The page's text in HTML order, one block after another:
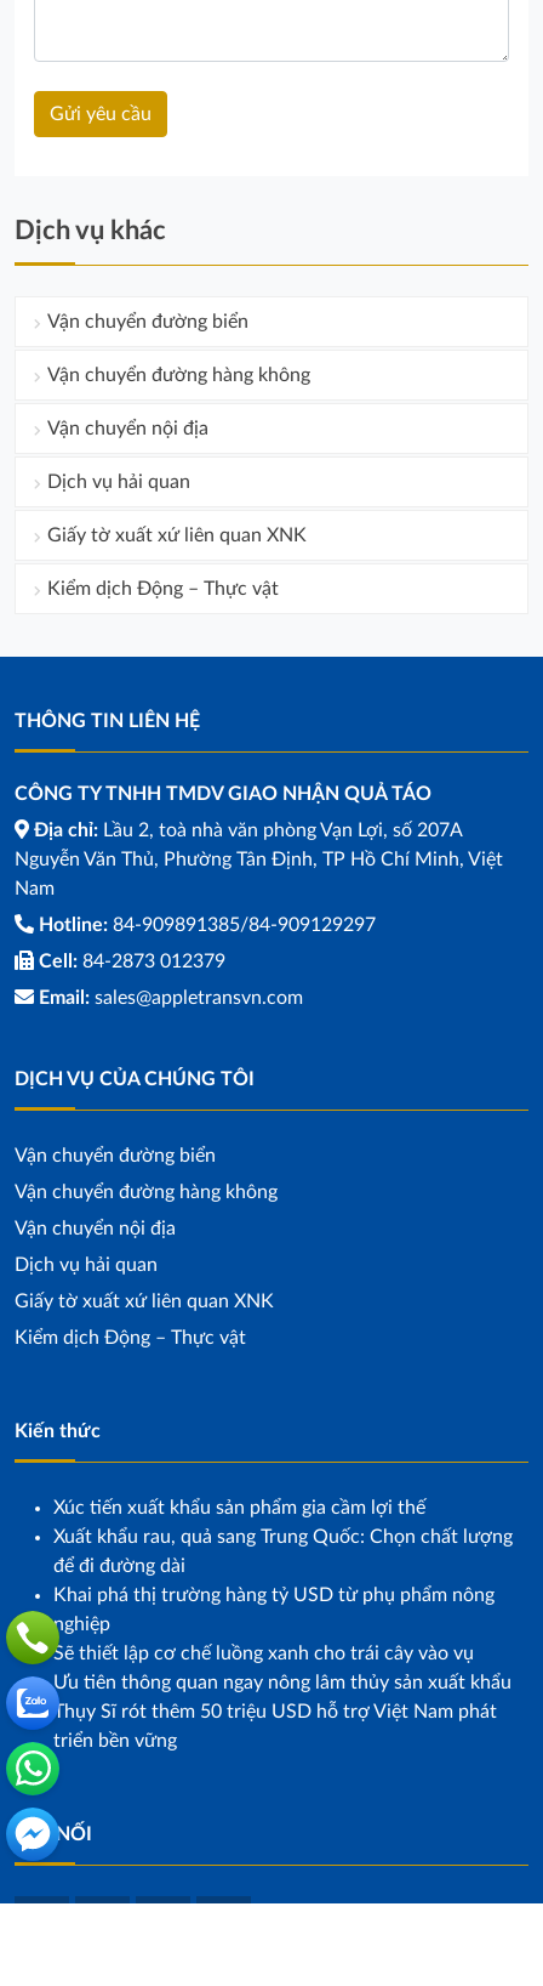
Dịch vụ khác
Vận chuyển đường biển
Vận chuyển đường hàng không
Vận chuyển nội địa
Dịch vụ hải quan
Giấy tờ xuất xứ liên quan XNK
Kiểm dịch Động – Thực vật
THÔNG TIN LIÊN HỆ
CÔNG TY TNHH TMDV GIAO NHẬN QUẢ TÁO
Địa chỉ: Lầu 2, toà nhà văn phòng Vạn Lợi, số 207A
Nguyễn Văn Thủ, Phường Tân Định, TP Hồ Chí Minh, Việt
Nam
Hotline: 84-909891385/84-909129297
Cell: 84-2873 012379
Email: sales@appletransvn.com
DỊCH VỤ CỦA CHÚNG TÔI
Vận chuyển đường biển
Vận chuyển đường hàng không
Vận chuyển nội địa
Dịch vụ hải quan
Giấy tờ xuất xứ liên quan XNK
Kiểm dịch Động – Thực vật
Kiến thức
Xúc tiến xuất khẩu sản phẩm gia cầm lợi thế
Xuất khẩu rau, quả sang Trung Quốc: Chọn chất lượng
để đi đường dài
Khai phá thị trường hàng tỷ USD từ phụ phẩm nông
nghiệp
Sẽ thiết lập cơ chế luồng xanh cho trái cây vào vụ
Ưu tiên thông quan ngay nông lâm thủy sản xuất khẩu
Thụy Sĩ rót thêm 50 triệu USD hỗ trợ Việt Nam phát
triển bền vững
KẾT NỐI